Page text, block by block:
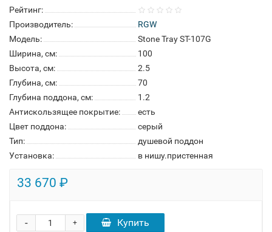
Рейтинг:
Производитель:
RGW
Модель:
Stone Tray ST-107G
Ширина, см:
100
Высота, см:
2.5
Глубина, см:
70
Глубина поддона, см:
1.2
Антискользящее покрытие:
есть
Цвет поддона:
серый
Тип:
душевой поддон
Установка:
в нишу.пристенная
33 670 ₽
+
- Купить